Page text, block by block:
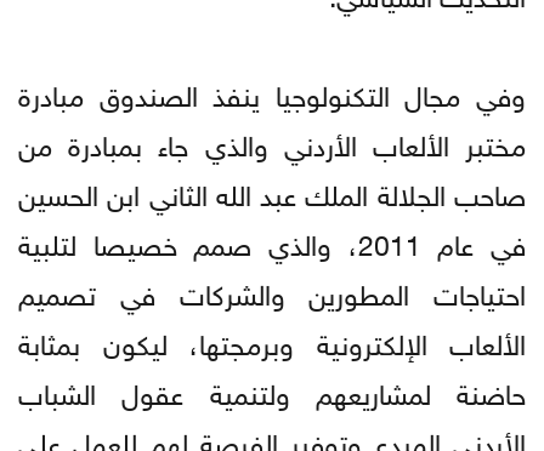
وفي مجال التكنولوجيا ينفذ الصندوق مبادرة
مختبر الألعاب الأردني والذي جاء بمبادرة من
صاحب الجلالة الملك عبد الله الثاني ابن الحسين
في عام 2011، والذي صمم خصيصا لتلبية
احتياجات المطورين والشركات في تصميم
الألعاب الإلكترونية وبرمجتها، ليكون بمثابة
حاضنة لمشاريعهم ولتنمية عقول الشباب
الأردني المبدع وتوفير الفرصة لهم للعمل على